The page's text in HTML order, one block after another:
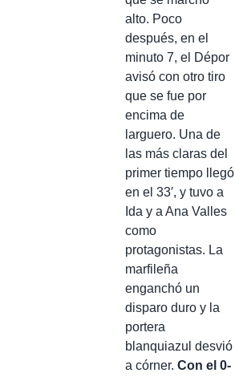
alto. Poco
después, en el
minuto 7, el Dépor
avisó con otro tiro
que se fue por
encima de
larguero. Una de
las más claras del
primer tiempo llegó
en el 33′, y tuvo a
Ida y a Ana Valles
como
protagonistas. La
marfileña
enganchó un
disparo duro y la
portera
blanquiazul desvió
a córner. Con el 0-